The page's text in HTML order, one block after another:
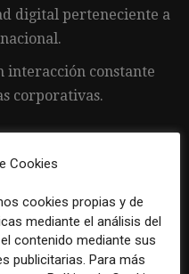
digital perteneciente a
interacción constante
corporativas.
visita
Cookies
cookies propias y de
mediante el análisis del
contenido mediante sus
publicitarias. Para más